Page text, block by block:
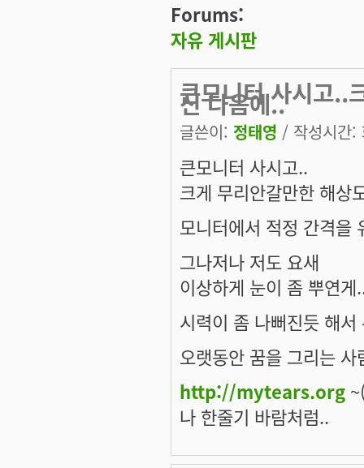
Forums:
자유 게시판
큰모니터 사시고..
신 다음에..
글쓴이: 정태영 / 작성시간
큰모니터 사시고..
크게 무리안갈만한 해상
모니터에서 적정 간격을
그나저나 저도 요새
이상하게 눈이 좀 뿌연
시력이 좀 나뻐진듯 해
오랫동안 꿈을 그리는
http://mytears.org
나 한줄기 바람처럼..